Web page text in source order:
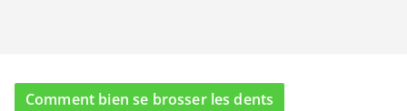
Comment bien se brosser les dents